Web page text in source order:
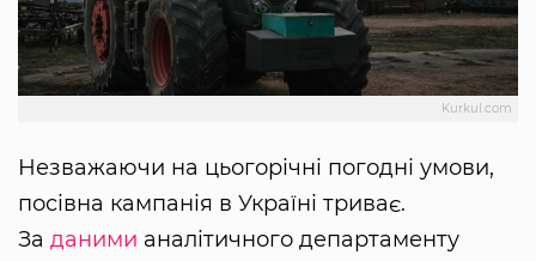
Kurkul.com
Незважаючи на цьогорічні погодні умови,
посівна кампанія в Україні триває.
За даними аналітичного департаменту